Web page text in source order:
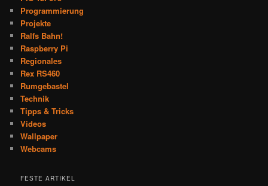
Programmierung
Projekte
Ralfs Bahn!
Raspberry Pi
Regionales
Rex RS460
Rumgebastel
Technik
Tipps & Tricks
Videos
Wallpaper
Webcams
FESTE ARTIKEL